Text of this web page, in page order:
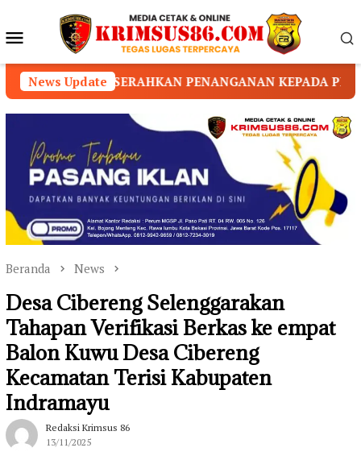
konten Menu
Mobile
News UpdateKEPADA PIHAK YAYASAN
Beranda News
Desa Cibereng Selenggarakan
Tahapan Verifikasi Berkas ke empat
Balon Kuwu Desa Cibereng
Kecamatan Terisi Kabupaten
Indramayu
Redaksi Krimsus 86
13/11/2025